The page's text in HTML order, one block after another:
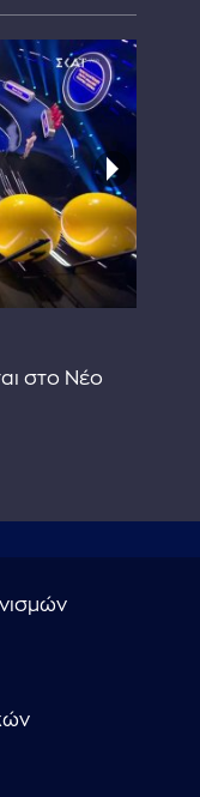
στο Νέο